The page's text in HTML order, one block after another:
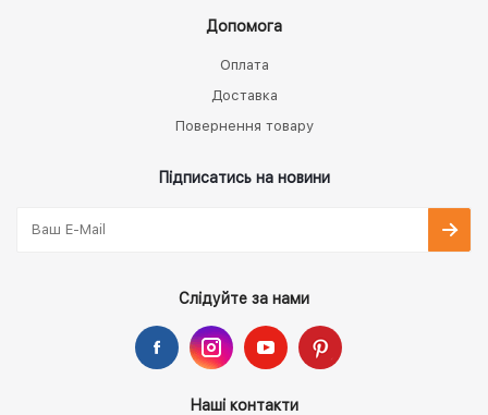
Допомога
Оплата
Доставка
Повернення товару
Підписатись на новини
Слідуйте за нами
Наші контакти